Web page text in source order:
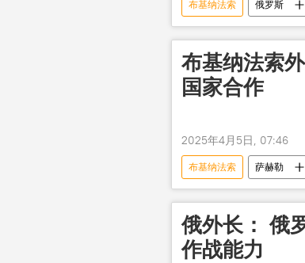
布基纳法索 俄罗斯
布基纳法索
国家合作
2025年4月5日, 07:46
布基纳法索 萨赫勒
俄外长： 俄
作战能力